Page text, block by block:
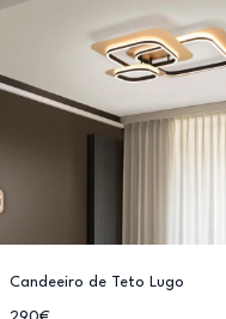
Candeeiro de Teto Lugo